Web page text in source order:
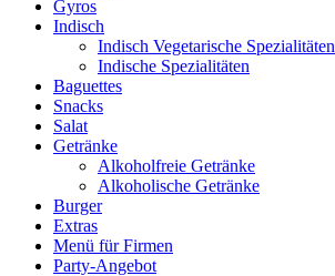
Gyros
Indisch
Indisch Vegetarische Spezialitäten
Indische Spezialitäten
Baguettes
Snacks
Salat
Getränke
Alkoholfreie Getränke
Alkoholische Getränke
Burger
Extras
Menü für Firmen
Party-Angebot